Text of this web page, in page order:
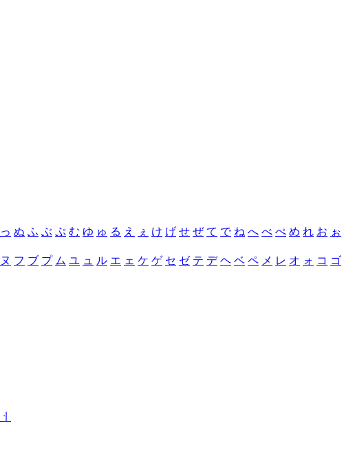
っ ぬ ふ ぶ ぷ む ゆ ゅ る え ぇ け げ せ ぜ て で ね へ べ ぺ め れ お ぉ
ヌ フ ブ プ ム ユ ュ ル エ ェ ケ ゲ セ ゼ テ デ ヘ ベ ペ メ レ オ ォ コ ゴ
ㆎ